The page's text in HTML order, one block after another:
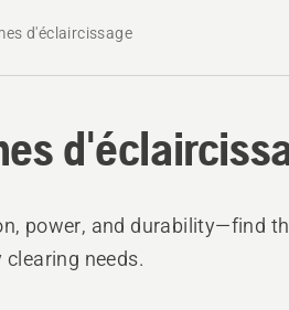
d'éclaircissage
power, and durability—find
needs.